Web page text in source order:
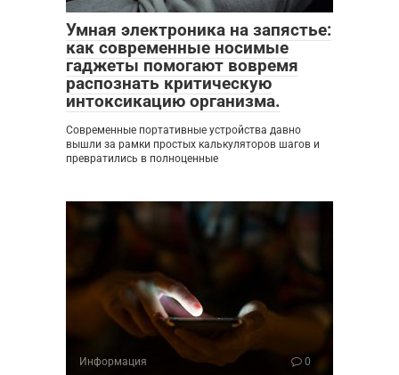
Умная электроника на запястье:
как современные носимые
гаджеты помогают вовремя
распознать критическую
интоксикацию организма.
Современные портативные устройства давно
вышли за рамки простых калькуляторов шагов и
превратились в полноценные
Информация 0